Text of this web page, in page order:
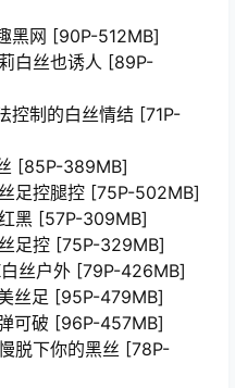
黑网 [90P-512MB]
白丝也诱人 [89P-
控制的白丝情结 [71P-
[85P-389MB]
足控腿控 [75P-502MB]
黑 [57P-309MB]
足控 [75P-329MB]
丝户外 [79P-426MB]
丝足 [95P-479MB]
可破 [96P-457MB]
脱下你的黑丝 [78P-